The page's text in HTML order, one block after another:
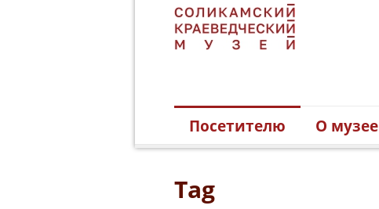
Посетителю О музее
Tag